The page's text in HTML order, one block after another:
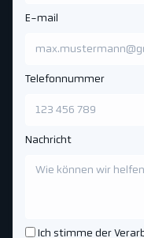
E-mail
Telefonnummer
Nachricht
Ich stimme der